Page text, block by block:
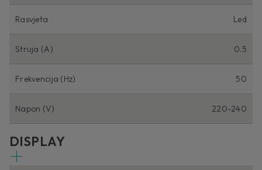
Rasvjeta Led
Struja (A) 0.5
Frekvencija (Hz) 50
Napon (V) 220-240
DISPLAY